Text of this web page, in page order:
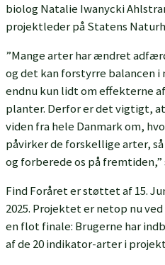
biolog Natalie Iwanycki
projektleder på Statens
”Mange arter har ændret
og det kan forstyrre balancen i
endnu kun lidt om effekterne
planter. Derfor er det vigtigt,
viden fra hele Danmark om,
påvirker de forskellige arter,
og forberede os på fremtiden,”
Find Foråret er støttet af 15.
2025. Projektet er netop nu
en flot finale: Brugerne har
af de 20 indikator-arter i